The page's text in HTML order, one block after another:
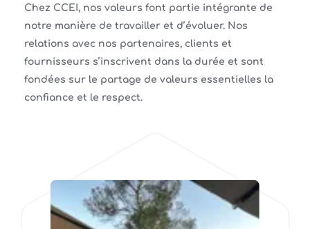
Chez CCEI, nos valeurs font partie intégrante de
notre manière de travailler et d’évoluer. Nos
relations avec nos partenaires, clients et
fournisseurs s’inscrivent dans la durée et sont
fondées sur le partage de valeurs essentielles la
confiance et le respect.